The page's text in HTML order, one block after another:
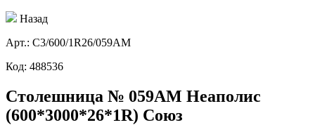
Назад
Aрт.: С3/600/1R26/059АМ
Код: 488536
Столешница № 059АМ Неаполис
(600*3000*26*1R) Союз